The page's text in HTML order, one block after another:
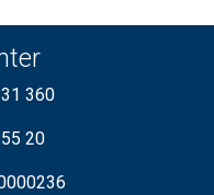
360
20